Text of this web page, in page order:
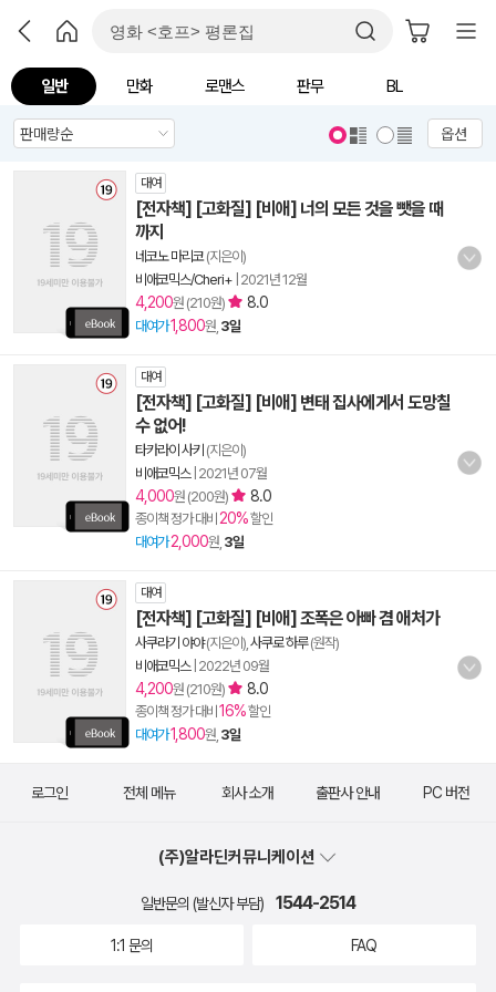
일반 만화 로맨스 판무 BL
옵션
대여
[전자책] [고화질] [비애] 너의 모든 것을 뺏을 때
까지
네코노 마리코(지은이)
비애코믹스/Cheri+ 2021년 12월
4,200원 (210원) 8.0
대여가1,800원, 3일
대여
[전자책] [고화질] [비애] 변태 집사에게서 도망칠
수 없어!
타카라이 사키 (지은이)
비애코믹스| 2021년 07월
4,000원 (200원) 8.0
종이책 정가 대비 20%할인
대여가 2,000원, 3일
대여
[전자책] [고화질] [비애] 조폭은 아빠 겸 애처가
사쿠라기 야야(지은이), 사쿠로 하루(원작)
비애코믹스| 2022년 09월
4,200원 (210원) 8.0
종이책 정가 대비 16%할인
대여가1,800원, 3일
로그인 전체 메뉴 회사 소개 출판사 안내 PC 버전
(주)알라딘커뮤니케이션
일반문의 (발신자 부담) 1544-2514
1:1 문의 FAQ